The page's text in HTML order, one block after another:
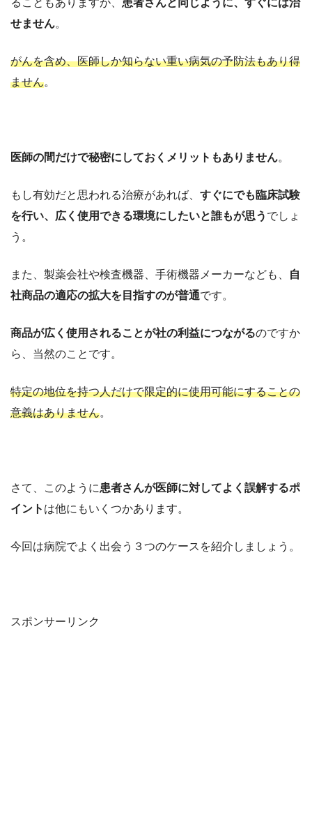
せません。
がんを含め、医師しか知らない重い病気の予防法もあり得
ません。
医師の間だけで秘密にしておくメリットもありません。
もし有効だと思われる治療があれば、 すぐにでも臨床試験
を行い、広く使用できる環境にしたいと誰もが思う でしょ
う。
また、製薬会社や検査機器、手術機器メーカーなども、
自
社商品の適応の拡大を目指すのが普通です。
商品が広く使用されることが社の利益につながるのですか
ら、当然のことです。
特定の地位を持つ人だけで限定的に使用可能にすることの
意義はありません。
さて、このように患者さんが医師に対してよく誤解するポ
イント は他にもいくつかあります。
今回は病院でよく出会う３つのケースを紹介しましょう。
スポンサーリンク